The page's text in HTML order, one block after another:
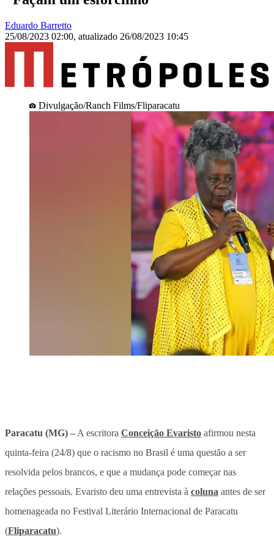
Eduardo Barretto
25/08/2023 02:00, atualizado 26/08/2023 10:45
Divulgação/Ranch Films/Fliparacatu
Paracatu (MG) – A escritora Conceição Evaristo afirmou nesta
quinta-feira (24/8) que o racismo no Brasil é uma questão a ser
resolvida pelos brancos, e que a mudança pode começar nas
relações pessoais. Evaristo deu uma entrevista à coluna antes de ser
homenageada no Festival Literário Internacional de Paracatu
(Fliparacatu).